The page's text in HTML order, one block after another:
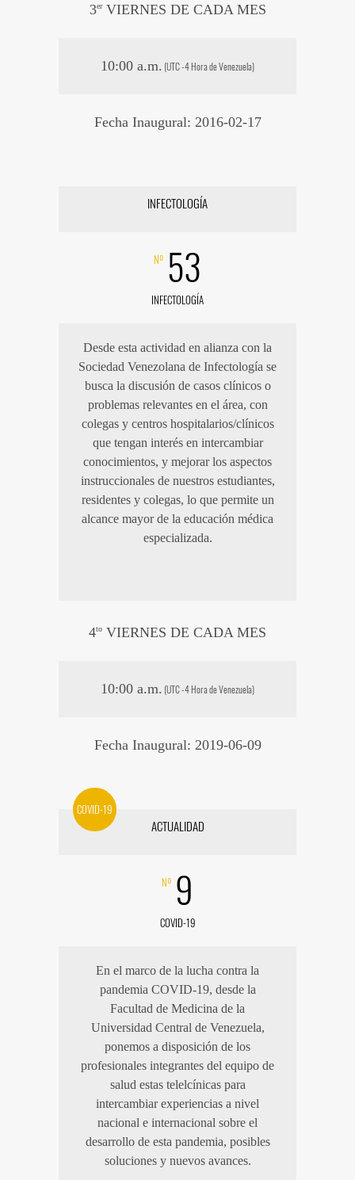
3erVIERNES DE CADA MES
10:00 a.m. (UTC -4 Hora de Venezuela)
Fecha Inaugural: 2016-02-17
INFECTOLOGÍA
Nº 53
INFECTOLOGÍA
Desde esta actividad en alianza con la
Sociedad Venezolana de Infectología se
busca la discusión de casos clínicos o
problemas relevantes en el área, con
colegas y centros hospitalarios/clínicos
que tengan interés en intercambiar
conocimientos, y mejorar los aspectos
instruccionales de nuestros estudiantes,
residentes y colegas, lo que permite un
alcance mayor de la educación médica
especializada.
4to VIERNES DE CADA MES
10:00 a.m. (UTC -4 Hora de Venezuela)
Fecha Inaugural: 2019-06-09
ACTUALIDAD
COVID-19
Nº 9
COVID-19
En el marco de la lucha contra la
pandemia COVID-19, desde la
Facultad de Medicina de la
Universidad Central de Venezuela,
ponemos a disposición de los
profesionales integrantes del equipo de
salud estas telelcínicas para
intercambiar experiencias a nivel
nacional e internacional sobre el
desarrollo de esta pandemia, posibles
soluciones y nuevos avances.